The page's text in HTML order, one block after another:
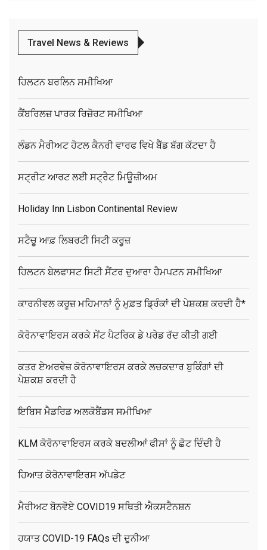
Travel News & Reviews
ਹਿਲਟਨ ਬਰਲਿਨ ਸਮੀਖਿਆ
ਕੈਂਬਰਿਲਜ਼ ਪਾਰਕ ਰਿਜ਼ੋਰਟ ਸਮੀਖਿਆ
ਲੰਡਨ ਮੈਰੀਅਟ ਹੋਟਲ ਕੈਨਰੀ ਵਾਰਫ ਵਿਖੇ ਬੈੱਡ ਬੱਗ ਕੱਟਦਾ ਹੈ
ਸਟ੍ਰੀਟ ਆਰਟ ਲਈ ਸਟ੍ਰੈਟ ਮਿਊਜ਼ੀਅਮ
Holiday Inn Lisbon Continental Review
ਸਟੈਚੂ ਆਫ਼ ਲਿਬਰਟੀ ਸਿਟੀ ਕਰੂਜ਼
ਹਿਲਟਨ ਬੇਲਫਾਸਟ ਸਿਟੀ ਸੈਂਟਰ ਦੁਆਰਾ ਹੈਮਪਟਨ ਸਮੀਖਿਆ
ਕਾਰਨੀਵਲ ਕਰੂਜ਼ ਮਹਿਮਾਨਾਂ ਨੂੰ ਮੁਫ਼ਤ ਡ੍ਰਿੰਕਾਂ ਦੀ ਪੇਸ਼ਕਸ਼ ਕਰਦੀ ਹੈ*
ਕੋਰੋਨਾਵਾਇਰਸ ਕਰਕੇ ਸੇਂਟ ਪੈਟਰਿਕ ਡੇ ਪਰੇਡ ਰੱਦ ਕੀਤੀ ਗਈ
ਕਤਰ ਏਅਰਵੇਜ਼ ਕੋਰੋਨਾਵਾਇਰਸ ਕਰਕੇ ਲਚਕਦਾਰ ਬੁਕਿੰਗਾਂ ਦੀ
ਪੇਸ਼ਕਸ਼ ਕਰਦੀ ਹੈ
ਇਬਿਸ ਮੈਡਰਿਡ ਅਲਕੋਬੈਂਡਸ ਸਮੀਖਿਆ
KLM ਕੋਰੋਨਾਵਾਇਰਸ ਕਰਕੇ ਬਦਲੀਆਂ ਫੀਸਾਂ ਨੂੰ ਛੋਟ ਦਿੰਦੀ ਹੈ
ਹਿਆਤ ਕੋਰੋਨਾਵਾਇਰਸ ਅੱਪਡੇਟ
ਮੈਰੀਅਟ ਬੋਨਵੋਏ COVID19 ਸਥਿਤੀ ਐਕਸਟੈਨਸ਼ਨ
ਹਯਾਤ COVID-19 FAQs ਦੀ ਦੁਨੀਆ